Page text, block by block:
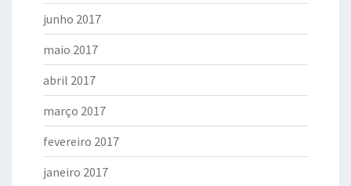
junho 2017
maio 2017
abril 2017
março 2017
fevereiro 2017
janeiro 2017